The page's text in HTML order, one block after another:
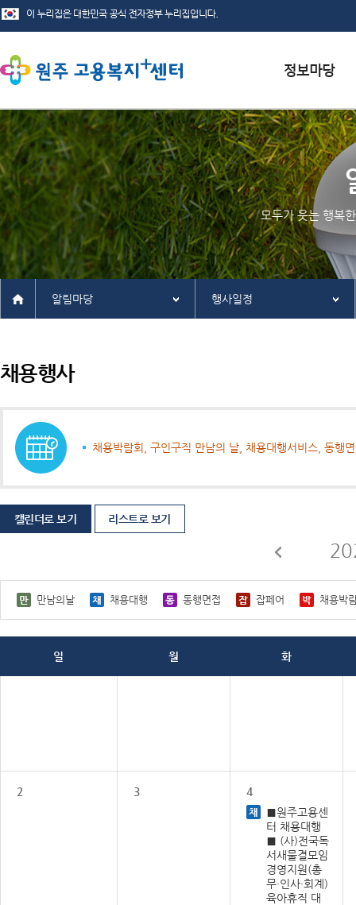
서식자료실
채용정보
인재정보
관련사이트
모두가 웃는 행복
알림마당 행사일정
채용행사
채용박람회, 구인구직 만남의 날, 채용대행서비스, 동행
캘린더로 보기 리스트로 보기
만남의날 채용대행 동행면접 잡페어 채용박
일 월 화
2 3
4
■원주고용센
터 채용대행
■ (사)전국독
서새물결모임
경영지원(총
무·인사·회계)
육아휴직 대